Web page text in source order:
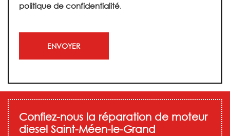
politique de confidentialité.
Confiez-nous la réparation de moteur
diesel Saint-Méen-le-Grand